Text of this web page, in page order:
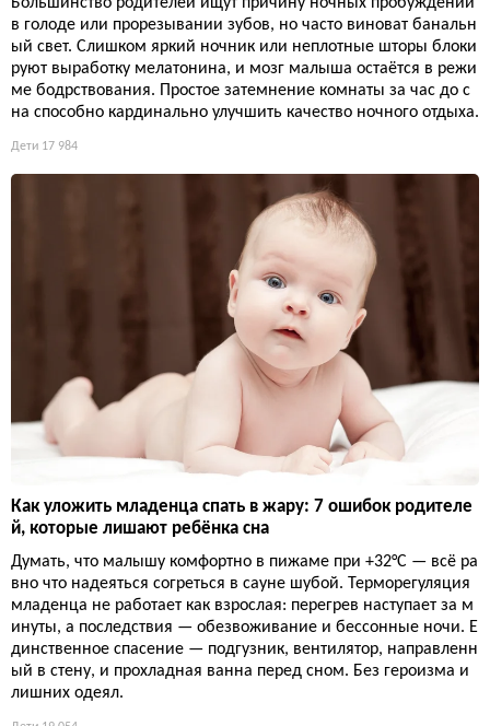
в голоде или прорезывании зубов, но часто виноват банальн
ый свет. Слишком яркий ночник или неплотные шторы блоки
руют выработку мелатонина, и мозг малыша остаётся в режи
ме бодрствования. Простое затемнение комнаты за час до с
на способно кардинально улучшить качество ночного отдыха.
Дети 17 984
Как уложить младенца спать в жару: 7 ошибок родителе
й, которые лишают ребёнка сна
Думать, что малышу комфортно в пижаме при +32°C — всё ра
вно что надеяться согреться в сауне шубой. Терморегуляция
младенца не работает как взрослая: перегрев наступает за м
инуты, а последствия — обезвоживание и бессонные ночи. Е
динственное спасение — подгузник, вентилятор, направленн
ый в стену, и прохладная ванна перед сном. Без героизма и
лишних одеял.